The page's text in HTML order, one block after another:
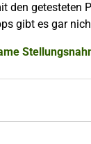
den
gibt es gar